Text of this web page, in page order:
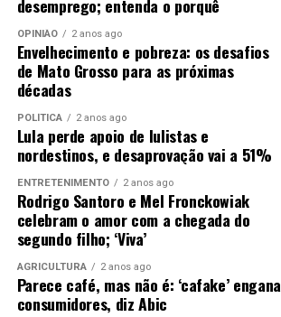
desemprego; entenda o porquê
OPINIÃO 2 anos ago
Envelhecimento e pobreza: os desafios
de Mato Grosso para as próximas
décadas
POLÍTICA 2 anos ago
Lula perde apoio de lulistas e
nordestinos, e desaprovação vai a 51%
ENTRETENIMENTO 2 anos ago
Rodrigo Santoro e Mel Fronckowiak
celebram o amor com a chegada do
segundo filho; ‘Viva’
AGRICULTURA 2 anos ago
Parece café, mas não é: ‘cafake’ engana
consumidores, diz Abic